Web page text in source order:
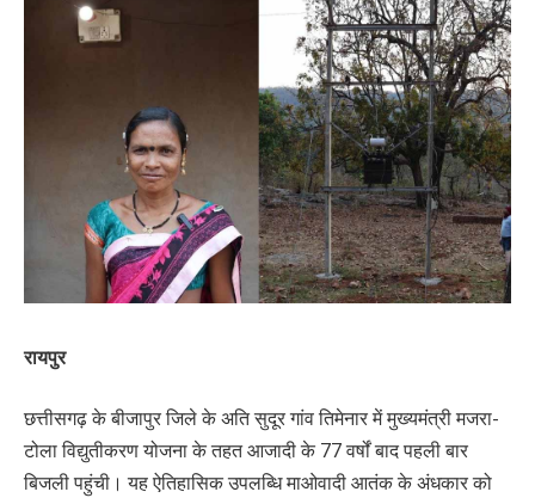
रायपुर
छत्तीसगढ़ के बीजापुर जिले के अति सुदूर गांव तिमेनार में मुख्यमंत्री मजरा-
टोला विद्युतीकरण योजना के तहत आजादी के 77 वर्षों बाद पहली बार
बिजली पहुंची। यह ऐतिहासिक उपलब्धि माओवादी आतंक के अंधकार को